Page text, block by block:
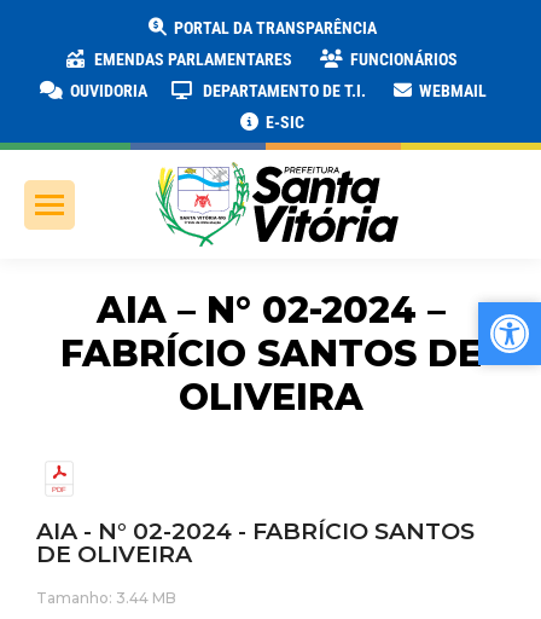
PORTAL DA TRANSPARÊNCIA
EMENDAS PARLAMENTARES
FUNCIONÁRIOS
OUVIDORIA
DEPARTAMENTO DE T.I.
WEBMAIL
E-SIC
AIA – N° 02-2024 –
FABRÍCIO SANTOS DE
OLIVEIRA
AIA - N° 02-2024 - FABRÍCIO SANTOS
DE OLIVEIRA
Tamanho: 3.44 MB